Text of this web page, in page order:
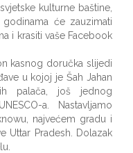
kulturne baštine,
će zauzimati
i krasiti vaše Facebook
kasnog doručka slijedi
u kojoj je Šah Jahan
palača, još jednog
a. Nastavljamo
najvećem gradu i
Uttar Pradesh. Dolazak